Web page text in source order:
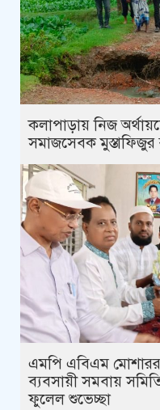
কলাপাড়ায় নিজ
সমাজসেবক মুস্তাফিজুর
এমপি এবিএম
ব্যবসায়ী সমবায়
ফুলেল শুভেচ্ছা